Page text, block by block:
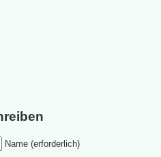
Name (erforderlich)